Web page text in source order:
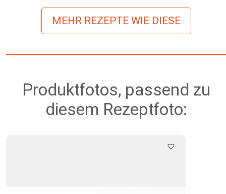
MEHR REZEPTE WIE DIESE
Produktfotos, passend zu
diesem Rezeptfoto: